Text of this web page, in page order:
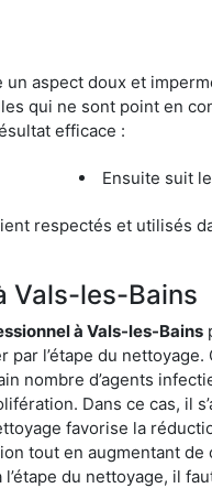
aspect doux et
qui ne sont point en
efficace :
Ensuite suit
respectés et utilisés
Vals-les-Bains
à Vals-les-Bains
l’étape du
nombre d’agents
Dans ce cas, il
favorise la
tout en augmentant
du nettoyage, il